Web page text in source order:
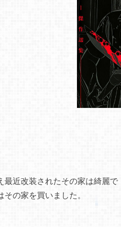
最近改装されたその家は綺麗で
その家を買いました。